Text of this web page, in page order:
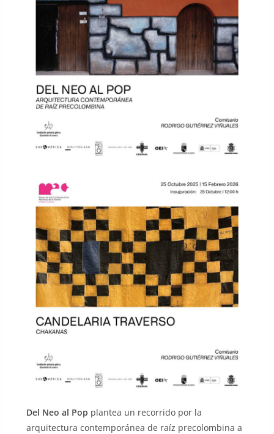
Del Neo al Pop plantea un recorrido por la
arquitectura contemporánea de raíz precolombina a